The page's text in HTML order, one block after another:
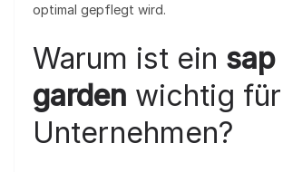
optimal gepflegt wird.
Warum ist ein sap
garden wichtig für
Unternehmen?